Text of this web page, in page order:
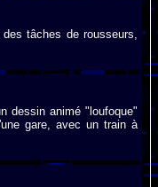
tâches de rousseurs,
dessin animé "loufoque"
gare, avec un train à